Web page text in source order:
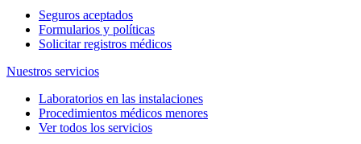
Seguros aceptados
Formularios y políticas
Solicitar registros médicos
Nuestros servicios
Laboratorios en las instalaciones
Procedimientos médicos menores
Ver todos los servicios